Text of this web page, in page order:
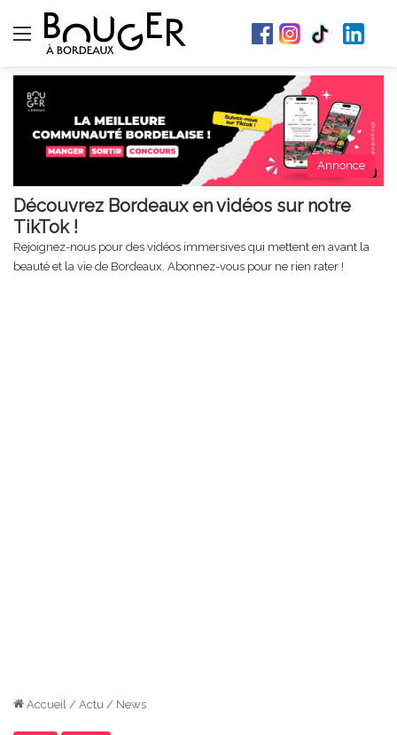
Menu
Annonce
Découvrez Bordeaux en vidéos sur notre
TikTok !
Rejoignez-nous pour des vidéos immersives qui mettent en avant la
beauté et la vie de Bordeaux. Abonnez-vous pour ne rien rater !
Accueil / Actu / News